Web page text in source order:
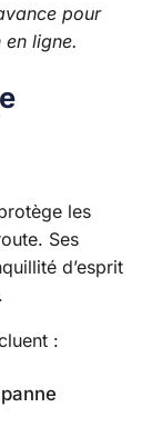
pour
ligne.
les
Ses
d’esprit
: